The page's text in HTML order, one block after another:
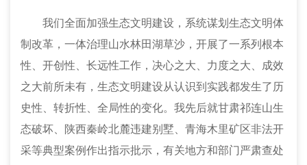
我们全面加强生态文明建设，系统谋划生态文明体
制改革，一体治理山水林田湖草沙，开展了一系列根本
性、开创性、长远性工作，决心之大、力度之大、成效
之大前所未有，生态文明建设从认识到实践都发生了历
史性、转折性、全局性的变化。我先后就甘肃祁连山生
态破坏、陕西秦岭北麓违建别墅、青海木里矿区非法开
采等典型案例作出指示批示，有关地方和部门严肃查处